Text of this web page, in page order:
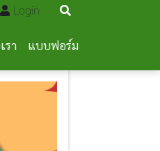
Login
รา แบบฟอร์ม